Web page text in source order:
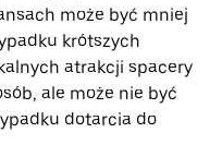
może być mniej
krótszych
atrakcji spacery
ale może nie być
dotarcia do